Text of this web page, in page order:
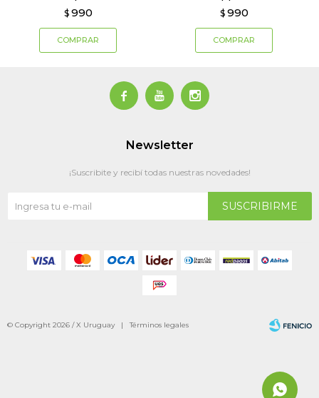
$ 990 $ 990
  
Newsletter
¡Suscribite y recibí todas nuestras novedades!
SUSCRIBIRME
© Copyright 2026 / X Uruguay |Términos legales